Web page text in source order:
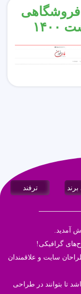
ترفند
آمدید.
گرافیکی!
سایت و علاقمندان
تا بتوانند در طراحی